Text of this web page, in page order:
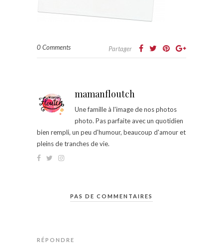
0 Comments Partager
mamanfloutch
Une famille à l'image de nos photos
photo. Pas parfaite avec un quotidien
bien rempli, un peu d'humour, beaucoup d'amour et
pleins de tranches de vie.
PAS DE COMMENTAIRES
RÉPONDRE